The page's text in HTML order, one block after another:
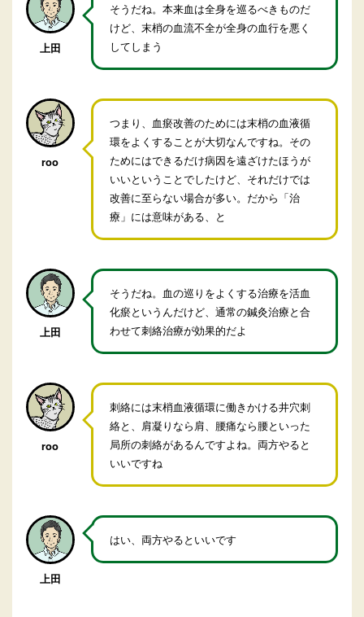
上田
そうだね。本来血は全身を巡るべきものだ
けど、末梢の血流不全が全身の血行を悪く
してしまう
roo
つまり、血瘀改善のためには末梢の血液循
環をよくすることが大切なんですね。その
ためにはできるだけ病因を遠ざけたほうが
いいということでしたけど、それだけでは
改善に至らない場合が多い。だから「治
療」には意味がある、と
上田
そうだね。血の巡りをよくする治療を活血
化瘀というんだけど、通常の鍼灸治療と合
わせて刺絡治療が効果的だよ
roo
刺絡には末梢血液循環に働きかける井穴刺
絡と、肩凝りなら肩、腰痛なら腰といった
局所の刺絡があるんですよね。両方やると
いいですね
上田
はい、両方やるといいです